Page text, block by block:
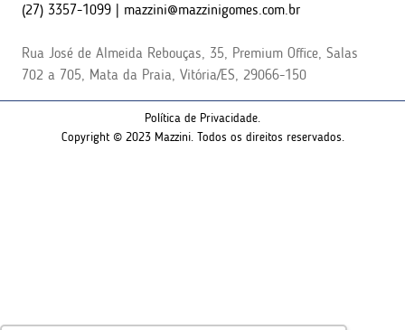
(27) 3357-1099 | mazzini@mazzinigomes.com.br
Rua José de Almeida Rebouças, 35, Premium Office, Salas
702 a 705, Mata da Praia, Vitória/ES, 29066-150
Política de Privacidade.
Copyright © 2023 Mazzini. Todos os direitos reservados.